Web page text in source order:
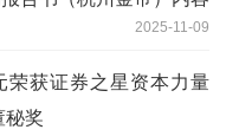
2025-11-09
荣获证券之星资本力量
秘奖